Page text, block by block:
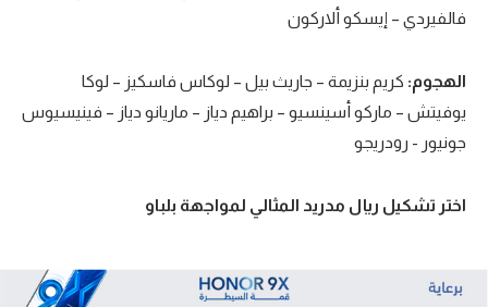
فالفيردي – إيسكو ألاركون
الهجوم: كريم بنزيمة – جاريث بيل – لوكاس فاسكيز – لوكا
يوفيتش – ماركو أسينسيو – براهيم دياز – ماريانو دياز – فينيسيوس
جونيور - رودريجو
اختر تشكيل ريال مدريد المثالي لمواجهة بلباو